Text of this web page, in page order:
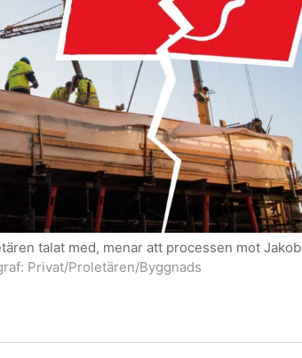
talat med, menar att processen mot Jakob
Privat/Proletären/Byggnads